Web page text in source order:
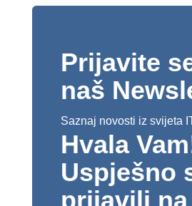
Prijavite
naš
Saznaj novosti iz svijeta
Hvala
Uspješno
prijavili